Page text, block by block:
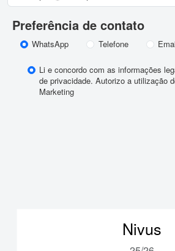
Preferência de contato
WhatsApp Telefone
Li e concordo com as informações
de privacidade. Autorizo a utilização
Marketing
Nivus